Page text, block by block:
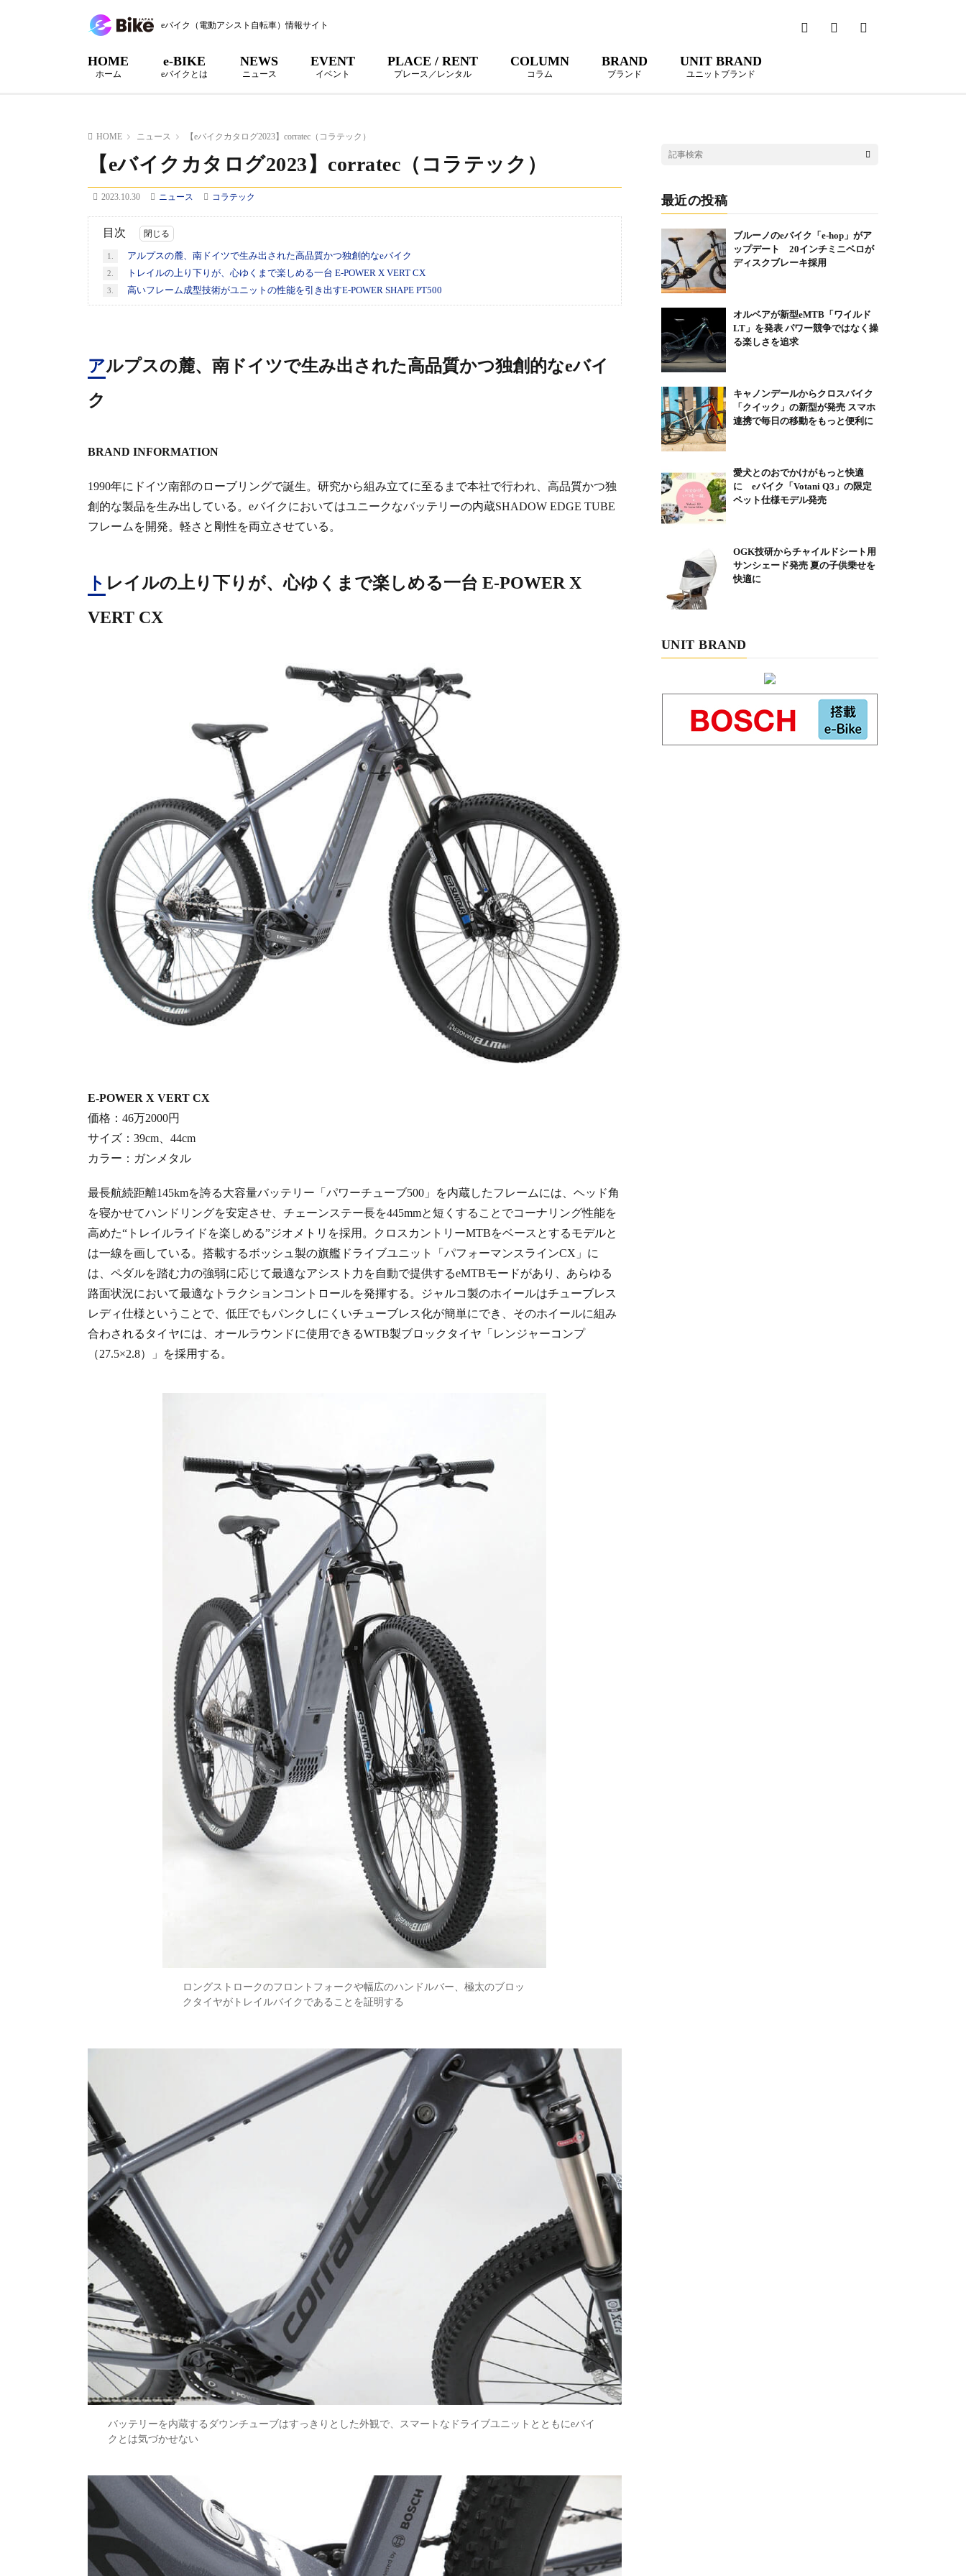
eバイク（電動アシスト自転車）情報サイト
HOME
ホーム
e-BIKE
eバイクとは
NEWS
ニュース
EVENT
イベント
PLACE / RENT
プレース／レンタル
COLUMN
コラム
BRAND
ブランド
UNIT BRAND
ユニットブランド
HOME ニュース 【eバイクカタログ2023】corratec（コラテック）
【eバイクカタログ2023】corratec（コラテック）
2023.10.30 ニュース コラテック
目次
1. アルプスの麓、南ドイツで生み出された高品質かつ独創的なeバイク
2. トレイルの上り下りが、心ゆくまで楽しめる一台 E-POWER X VERT CX
3. 高いフレーム成型技術がユニットの性能を引き出すE-POWER SHAPE PT500
アルプスの麓、南ドイツで生み出された高品質かつ独創的なeバイ
ク
BRAND INFORMATION
1990年にドイツ南部のローブリングで誕生。研究から組み立てに至るまで本社で行われ、高品質かつ独
創的な製品を生み出している。eバイクにおいてはユニークなバッテリーの内蔵SHADOW EDGE TUBE
フレームを開発。軽さと剛性を両立させている。
トレイルの上り下りが、心ゆくまで楽しめる一台 E-POWER X
VERT CX
E-POWER X VERT CX
価格：46万2000円
サイズ：39cm、44cm
カラー：ガンメタル
最長航続距離145kmを誇る大容量バッテリー「パワーチューブ500」を内蔵したフレームには、ヘッド角
を寝かせてハンドリングを安定させ、チェーンステー長を445mmと短くすることでコーナリング性能を
高めた“トレイルライドを楽しめる”ジオメトリを採用。クロスカントリーMTBをベースとするモデルと
は一線を画している。搭載するボッシュ製の旗艦ドライブユニット「パフォーマンスラインCX」に
は、ペダルを踏む力の強弱に応じて最適なアシスト力を自動で提供するeMTBモードがあり、あらゆる
路面状況において最適なトラクションコントロールを発揮する。ジャルコ製のホイールはチューブレス
レディ仕様ということで、低圧でもパンクしにくいチューブレス化が簡単にでき、そのホイールに組み
合わされるタイヤには、オールラウンドに使用できるWTB製ブロックタイヤ「レンジャーコンプ
（27.5×2.8）」を採用する。
ロングストロークのフロントフォークや幅広のハンドルバー、極太のブロッ
クタイヤがトレイルバイクであることを証明する
バッテリーを内蔵するダウンチューブはすっきりとした外観で、スマートなドライブユニットとともにeバイ
クとは気づかせない
最近の投稿
ブルーノのeバイク「e-hop」がア
ップデート 20インチミニベロが
ディスクブレーキ採用
オルベアが新型eMTB「ワイルド
LT」を発表 パワー競争ではなく操
る楽しさを追求
キャノンデールからクロスバイク
「クイック」の新型が発売 スマホ
連携で毎日の移動をもっと便利に
愛犬とのおでかけがもっと快適
に eバイク「Votani Q3」の限定
ペット仕様モデル発売
OGK技研からチャイルドシート用
サンシェード発売 夏の子供乗せを
快適に
UNIT BRAND